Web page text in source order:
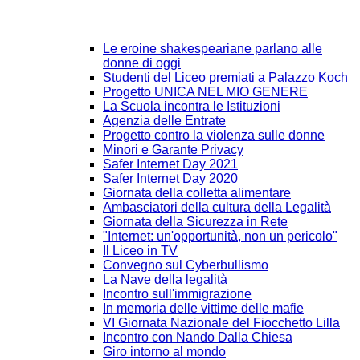
Le eroine shakespeariane parlano alle
donne di oggi
Studenti del Liceo premiati a Palazzo Koch
Progetto UNICA NEL MIO GENERE
La Scuola incontra le Istituzioni
Agenzia delle Entrate
Progetto contro la violenza sulle donne
Minori e Garante Privacy
Safer Internet Day 2021
Safer Internet Day 2020
Giornata della colletta alimentare
Ambasciatori della cultura della Legalità
Giornata della Sicurezza in Rete
"Internet: un'opportunità, non un pericolo"
Il Liceo in TV
Convegno sul Cyberbullismo
La Nave della legalità
Incontro sull'immigrazione
In memoria delle vittime delle mafie
VI Giornata Nazionale del Fiocchetto Lilla
Incontro con Nando Dalla Chiesa
Giro intorno al mondo